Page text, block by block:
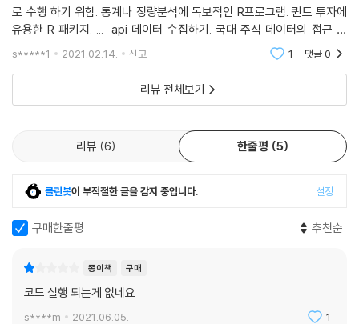
11.1.4 결괏값들의 비교 · 261
11.1.5 최소 및 최대 투자비중 제약조건 · 262
11.1.6 각 자산별 제약조건의 추가 · 265
11.2 최대분산효과 포트폴리오 267
11.2.1 solve.QP() 함수를 이용한 최적화 · 270
11.2.3 최소 및 최대 투자비중 제약조건 · 273
11.2.4 각 자산별 제약조건의 추가 · 276
11.3.1 주식 60%와 채권 40% 포트폴리오의 위험기여도 · 279
11.3.3 위험예산 포트폴리오 · 282
11.4.1 시가총액비중 계산하기 · 284
11.4.2 인덱스 포트폴리오 복제하기 · 284
로 수행 하기 위함. 통계나 정량분석에 독보적인 R프로그램. 퀸트 투자에
유용한 R 패키지. ... api 데이터 수집하기. 국대 주식 데이터의 접근 한
계. 크롤링 혹은 스크래핑이란 웹사이트에서 원하는 정보를 수집하는 기
s*****1 2021.02.14. 신고 1 댓글0
리뷰 전체보기
리뷰 6 한줄평 5
클린봇이 부적절한 글을 감지 중입니다. 설정
구매한줄평 추천순
종이책 구매
코드 실행 되는게 없네요
s****m 2021.06.05. 1